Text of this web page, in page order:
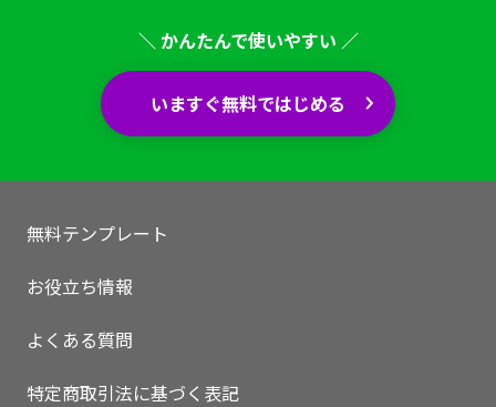
＼ かんたんで使いやすい ／
いますぐ無料ではじめる
無料テンプレート
お役立ち情報
よくある質問
特定商取引法に基づく表記